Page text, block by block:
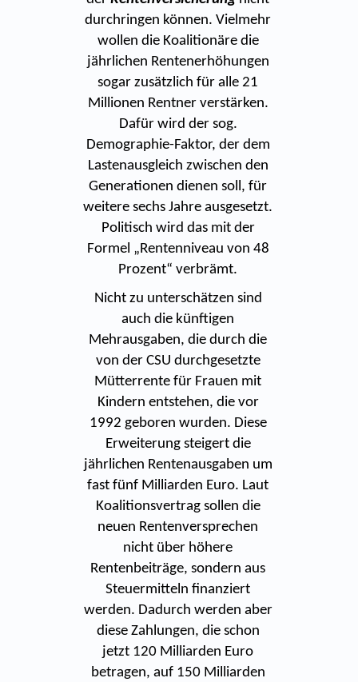
durchringen können. Vielmehr
wollen die Koalitionäre die
jährlichen Rentenerhöhungen
sogar zusätzlich für alle 21
Millionen Rentner verstärken.
Dafür wird der sog.
Demographie-Faktor, der dem
Lastenausgleich zwischen den
Generationen dienen soll, für
weitere sechs Jahre ausgesetzt.
Politisch wird das mit der
Formel „Rentenniveau von 48
Prozent“ verbrämt.
Nicht zu unterschätzen sind
auch die künftigen
Mehrausgaben, die durch die
von der CSU durchgesetzte
Mütterrente für Frauen mit
Kindern entstehen, die vor
1992 geboren wurden. Diese
Erweiterung steigert die
jährlichen Rentenausgaben um
fast fünf Milliarden Euro. Laut
Koalitionsvertrag sollen die
neuen Rentenversprechen
nicht über höhere
Rentenbeiträge, sondern aus
Steuermitteln finanziert
werden. Dadurch werden aber
diese Zahlungen, die schon
jetzt 120 Milliarden Euro
betragen, auf 150 Milliarden